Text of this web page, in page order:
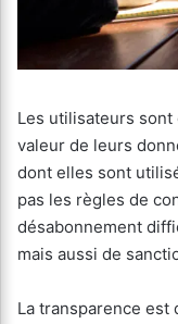
Les utilisateurs
valeur de leurs
dont elles sont
pas les règles de
désabonnement
mais aussi de
La transparence est